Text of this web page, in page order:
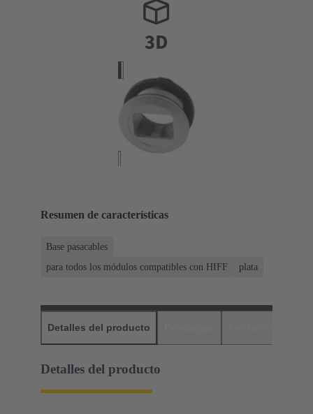
Resumen de características
Base pasacables
para todos los módulos compatibles con HIFF
plata
Detalles del producto
Detalles del producto